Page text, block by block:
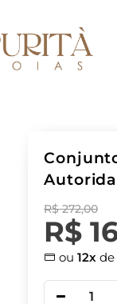
R$ 272,00
R$
ou 12x de